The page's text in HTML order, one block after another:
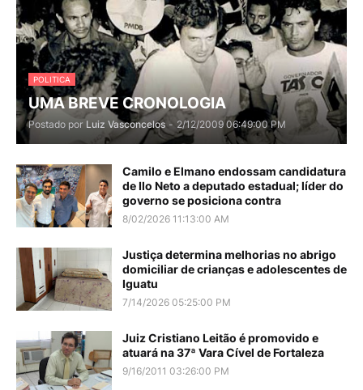
POLITICA
UMA BREVE CRONOLOGIA
Postado por Luiz Vasconcelos - 2/12/2009 06:49:00 PM
Camilo e Elmano endossam candidatura
de Ilo Neto a deputado estadual; líder do
governo se posiciona contra
8/02/2026 11:13:00 AM
Justiça determina melhorias no abrigo
domiciliar de crianças e adolescentes de
Iguatu
7/14/2026 05:25:00 PM
Juiz Cristiano Leitão é promovido e
atuará na 37ª Vara Cível de Fortaleza
9/16/2011 03:26:00 PM